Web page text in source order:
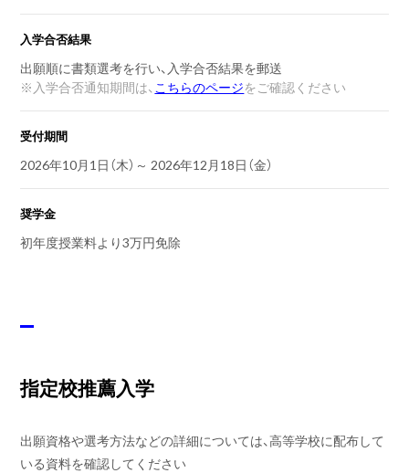
入学合否結果
出願順に書類選考を行い、入学合否結果を郵送
※ 入学合否通知期間は、 こちらのページをご確認ください
受付期間
2026年10月1日（木）～ 2026年12月18日（金）
奨学金
初年度授業料より3万円免除
指定校推薦入学
出願資格や選考方法などの詳細については、高等学校に配布して
いる資料を確認してください